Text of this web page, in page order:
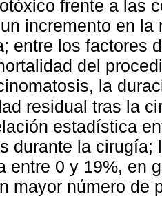
frente a las
incremento en
entre los factores
del
la
residual tras la
estadística
durante la cirugía;
entre 0 y 19%, en
mayor número de